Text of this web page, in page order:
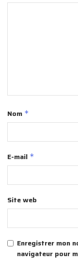
Nom *
E-mail *
Site web
Enregistrer mon
navigateur pour